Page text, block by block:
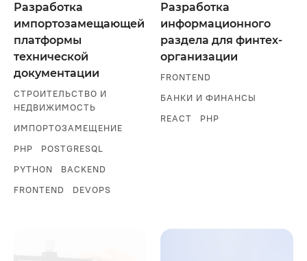
Разработка
импортозамещающей
платформы
технической
документации
СТРОИТЕЛЬСТВО И
НЕДВИЖИМОСТЬ
ИМПОРТОЗАМЕЩЕНИЕ
PHP
POSTGRESQL
PYTHON
BACKEND
FRONTEND
DEVOPS
Разработка
информационного
раздела для финтех-
организации
FRONTEND
БАНКИ И ФИНАНСЫ
REACT
PHP